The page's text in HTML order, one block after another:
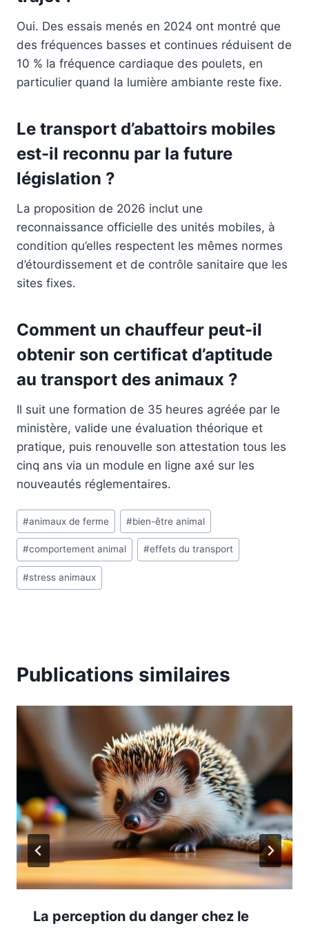
Oui. Des essais menés en 2024 ont montré que
des fréquences basses et continues réduisent de
10 % la fréquence cardiaque des poulets, en
particulier quand la lumière ambiante reste fixe.
Le transport d’abattoirs mobiles
est-il reconnu par la future
législation ?
La proposition de 2026 inclut une
reconnaissance officielle des unités mobiles, à
condition qu’elles respectent les mêmes normes
d’étourdissement et de contrôle sanitaire que les
sites fixes.
Comment un chauffeur peut-il
obtenir son certificat d’aptitude
au transport des animaux ?
Il suit une formation de 35 heures agréée par le
ministère, valide une évaluation théorique et
pratique, puis renouvelle son attestation tous les
cinq ans via un module en ligne axé sur les
nouveautés réglementaires.
Étiquettes
de
la
publication :
#animaux de ferme #bien-être animal
#comportement animal #effets du transport
#stress animaux
Publications similaires
La perception du danger chez le